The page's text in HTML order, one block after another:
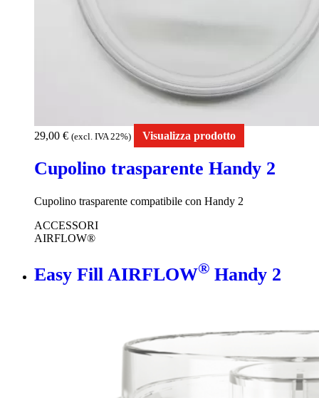
29,00 € (excl. IVA 22%) Visualizza prodotto
Cupolino trasparente Handy 2
Cupolino trasparente compatibile con Handy 2
ACCESSORI
AIRFLOW®
Easy Fill AIRFLOW® Handy 2